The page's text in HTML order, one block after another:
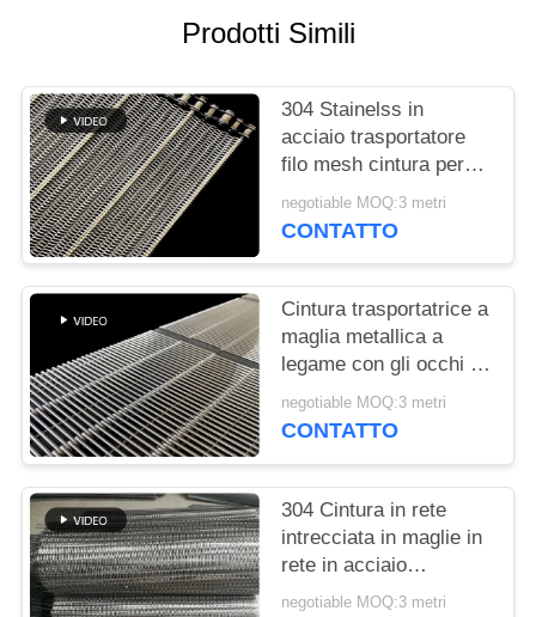
PRIVACY
POLICY
Prodotti Simili
304 Stainelss in
acciaio trasportatore
filo mesh cintura per
lavatrice vegetale
negotiable MOQ:3 metri
CONTATTO
Cintura trasportatrice a
maglia metallica a
legame con gli occhi di
qualità alimentare
negotiable MOQ:3 metri
CONTATTO
304 Cintura in rete
intrecciata in maglie in
rete in acciaio
inossidabile
negotiable MOQ:3 metri